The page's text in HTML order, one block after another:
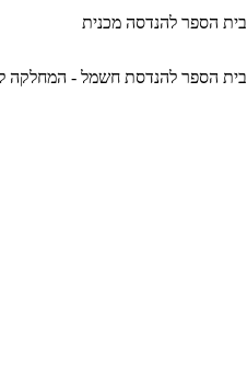
בית הספר להנדסה מכנית
בית הספר להנדסת חשמל - המחלקה